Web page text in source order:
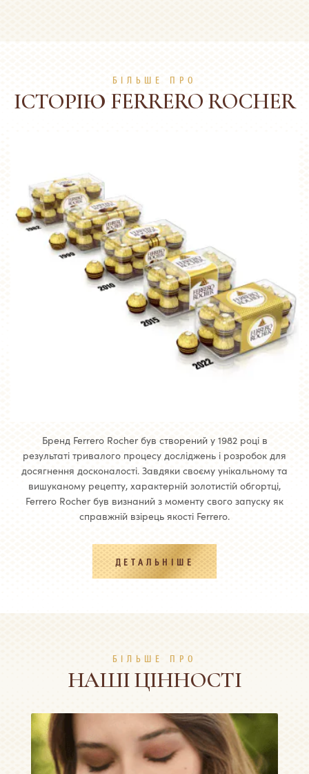
БІЛЬШЕ ПРО
ІСТОРІЮ FERRERO ROCHER
Бренд Ferrero Rocher був створений у 1982 році в
результаті тривалого процесу досліджень і розробок для
досягнення досконалості. Завдяки своєму унікальному та
вишуканому рецепту, характерній золотистій обгортці,
Ferrero Rocher був визнаний з моменту свого запуску як
справжній взірець якості Ferrero.
ДЕТАЛЬНІШЕ
БІЛЬШЕ ПРО
НАШІ ЦІННОСТІ